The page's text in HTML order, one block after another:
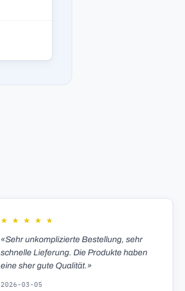
★ ★ ★ ★ ★
«Sehr unkomplizierte Bestellung, sehr
schnelle Lieferung. Die Produkte haben
eine sher gute Qualität.»
2026-03-05